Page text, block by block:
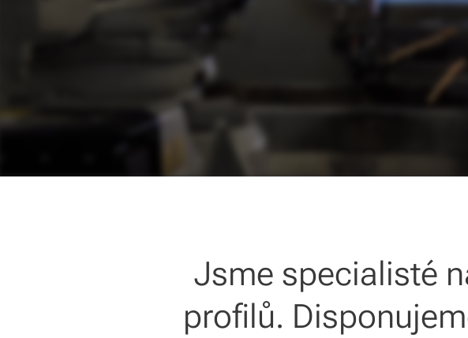
Jsme specialisté
profilů.